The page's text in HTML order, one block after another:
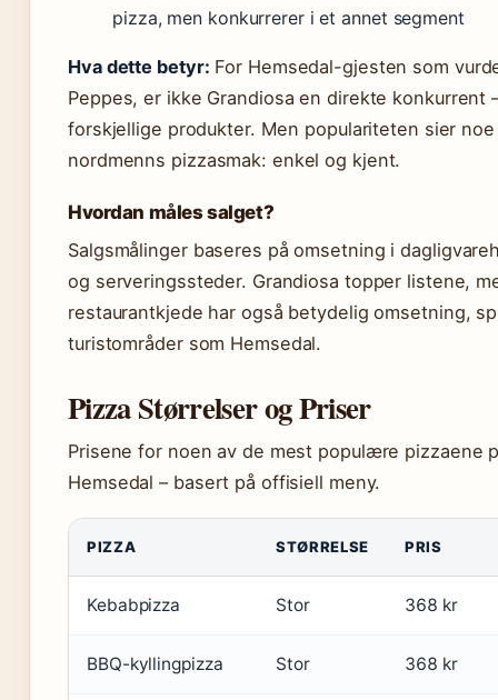
pizza, men konkurrerer i et annet segment
Hva dette betyr: For Hemsedal-gjesten som
Peppes, er ikke Grandiosa en direkte konkurrent
forskjellige produkter. Men populariteten sier noe
nordmenns pizzasmak: enkel og kjent.
Hvordan måles salget?
Salgsmålinger baseres på omsetning i
og serveringssteder. Grandiosa topper listene,
restaurantkjede har også betydelig omsetning,
turistområder som Hemsedal.
Pizza Størrelser og Priser
Prisene for noen av de mest populære pizzaene
Hemsedal – basert på offisiell meny.
PIZZA STØRRELSE PRIS
Kebabpizza Stor 368 kr
BBQ-kyllingpizza Stor 368 kr